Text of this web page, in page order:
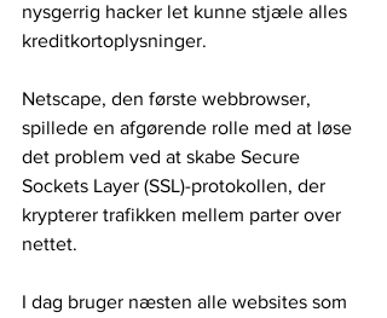
nysgerrig hacker let kunne stjæle alles
kreditkortoplysninger.
Netscape, den første webbrowser,
spillede en afgørende rolle med at løse
det problem ved at skabe Secure
Sockets Layer (SSL)-protokollen, der
krypterer trafikken mellem parter over
nettet.
I dag bruger næsten alle websites som